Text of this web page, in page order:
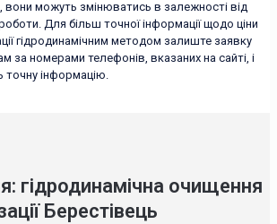
вони можуть змінюватись в залежності від
Для більш точної інформації щодо ціни
гідродинамічним методом залиште заявку
за номерами телефонів, вказаних на сайті, і
точну інформацію.
гідродинамічна очищення
Берестівець